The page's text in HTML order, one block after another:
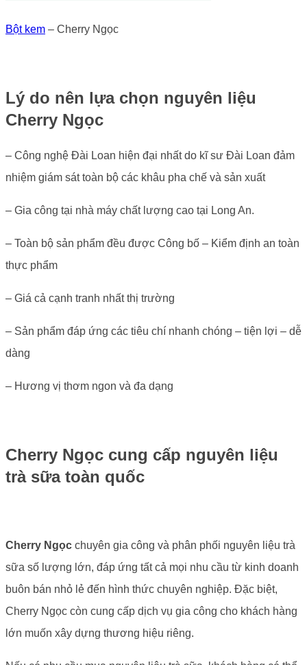
Bột kem – Cherry Ngọc
Lý do nên lựa chọn nguyên liệu
Cherry Ngọc
– Công nghệ Đài Loan hiện đại nhất do kĩ sư Đài Loan đảm
nhiệm giám sát toàn bộ các khâu pha chế và sản xuất
– Gia công tại nhà máy chất lượng cao tại Long An.
– Toàn bộ sản phẩm đều được Công bố – Kiểm định an toàn
thực phẩm
– Giá cả cạnh tranh nhất thị trường
– Sản phẩm đáp ứng các tiêu chí nhanh chóng – tiện lợi – dễ
dàng
– Hương vị thơm ngon và đa dạng
Cherry Ngọc cung cấp nguyên liệu
trà sữa toàn quốc
Cherry Ngọc chuyên gia công và phân phối nguyên liệu trà
sữa số lượng lớn, đáp ứng tất cả mọi nhu cầu từ kinh doanh
buôn bán nhỏ lẻ đến hình thức chuyên nghiệp. Đặc biệt,
Cherry Ngọc còn cung cấp dịch vụ gia công cho khách hàng
lớn muốn xây dựng thương hiệu riêng.